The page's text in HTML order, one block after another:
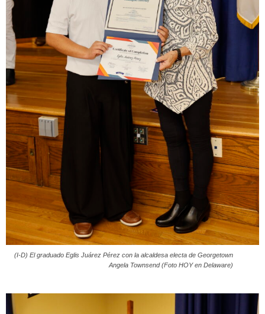
(I-D) El graduado Eglis Juárez Pérez con la alcaldesa electa de Georgetown
Angela Townsend (Foto HOY en Delaware)